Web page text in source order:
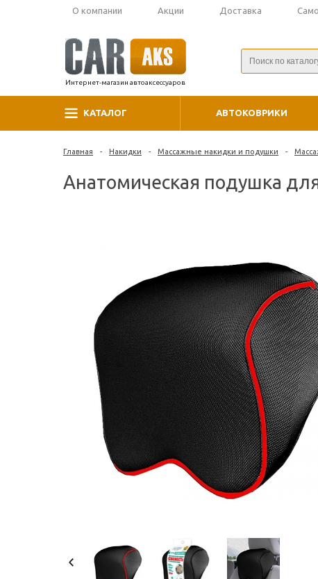
О компании Акции Доставка
Интернет-магазин автоаксессуаров
КАТАЛОГ АВТОКОВРИКИ
Главная - Накидки - Массажные накидки и подушки -
Анатомическая подушка